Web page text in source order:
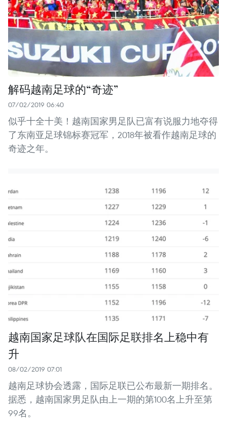
解码越南足球的“奇迹”
07/02/2019 06:40
似乎十全十美！越南国家男足队已富有说服力地夺得
了东南亚足球锦标赛冠军，2018年被看作越南足球的
奇迹之年。
越南国家足球队在国际足联排名上稳中有
升
08/02/2019 07:01
越南足球协会透露，国际足联已公布最新一期排名。
据悉，越南国家男足队由上一期的第100名上升至第
99名。